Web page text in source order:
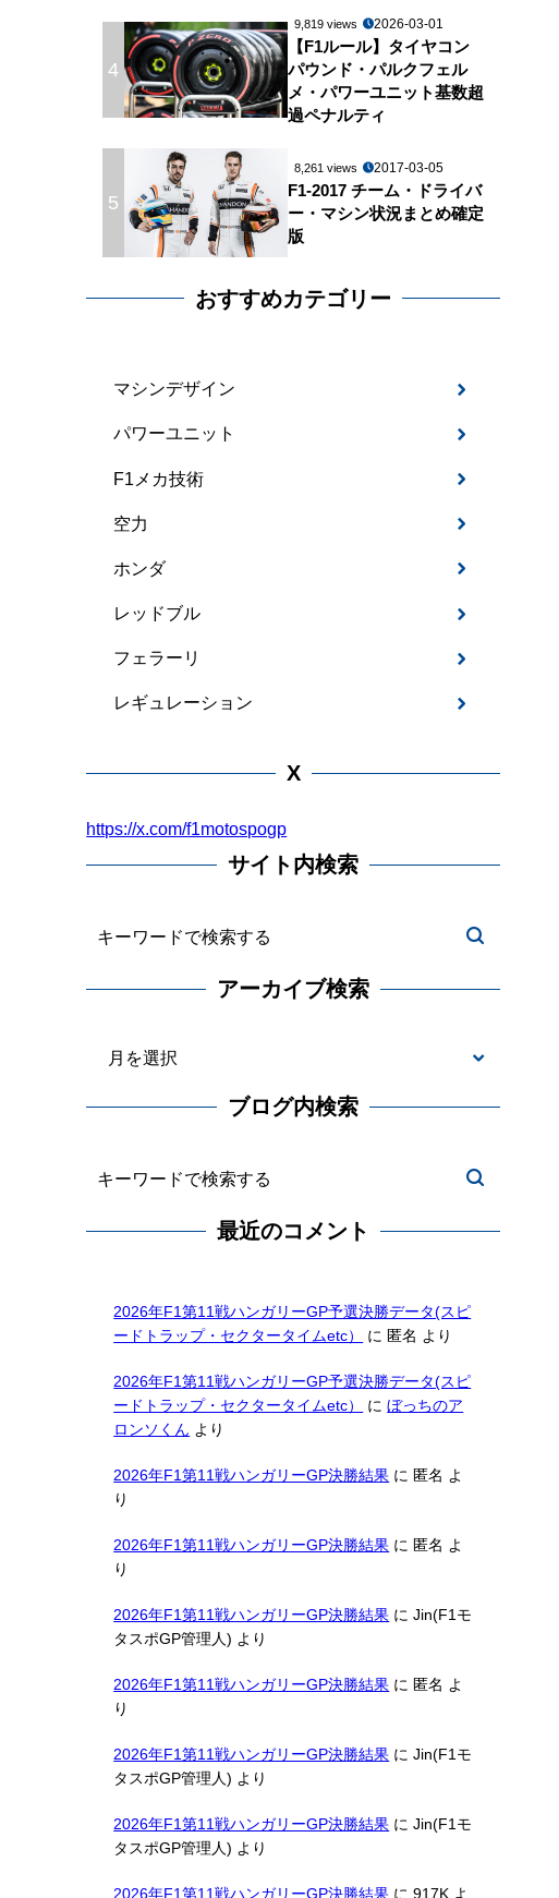
4
9,819 views 2026-03-01
【F1ルール】タイヤコン
パウンド・パルクフェル
メ・パワーユニット基数超
過ペナルティ
5
8,261 views 2017-03-05
F1-2017 チーム・ドライバ
ー・マシン状況まとめ確定
版
おすすめカテゴリー
マシンデザイン
パワーユニット
F1メカ技術
空力
ホンダ
レッドブル
フェラーリ
レギュレーション
X
https://x.com/f1motospogp
サイト内検索
アーカイブ検索
ブログ内検索
最近のコメント
2026年F1第11戦ハンガリーGP予選決勝データ(スピ
ードトラップ・セクタータイムetc）
に 匿名 より
2026年F1第11戦ハンガリーGP予選決勝データ(スピ
ードトラップ・セクタータイムetc）
にぼっちのア
ロンソくん より
2026年F1第11戦ハンガリーGP決勝結果 に 匿名 よ
り
2026年F1第11戦ハンガリーGP決勝結果 に 匿名 よ
り
2026年F1第11戦ハンガリーGP決勝結果 にJin(F1モ
タスポGP管理人) より
2026年F1第11戦ハンガリーGP決勝結果 に 匿名 よ
り
2026年F1第11戦ハンガリーGP決勝結果 にJin(F1モ
タスポGP管理人) より
2026年F1第11戦ハンガリーGP決勝結果 にJin(F1モ
タスポGP管理人) より
2026年F1第11戦ハンガリーGP決勝結果 に917K よ